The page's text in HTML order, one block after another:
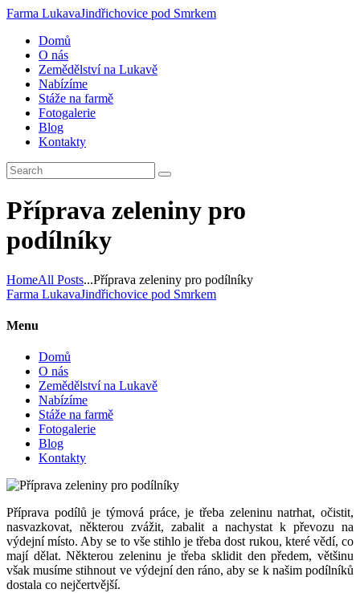
Farma LukavaJindřichovice pod Smrkem
Domů
O nás
Zemědělství na Lukavě
Nabízíme
Stáže na farmě
Fotogalerie
Blog
Kontakty
Příprava zeleniny pro
podílníky
HomeAll Posts...Příprava zeleniny pro podílníky
Farma LukavaJindřichovice pod Smrkem
Menu
Domů
O nás
Zemědělství na Lukavě
Nabízíme
Stáže na farmě
Fotogalerie
Blog
Kontakty
Příprava podílů je týmová práce, je třeba zeleninu natrhat, očistit,
nasvazkovat, některou zvážit, zabalit a nachystat k převozu na
výdejní místo. Aby se to vše stihlo je třeba dost rukou, které vědí, co
mají dělat. Některou zeleninu je třeba sklidit den předem, většinu
však musíme stihnout ve výdejní den ráno, aby se k našim podílníků
dostala co nejčertvější.